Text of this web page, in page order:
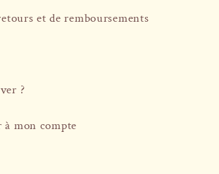
et de remboursements
?
mon compte